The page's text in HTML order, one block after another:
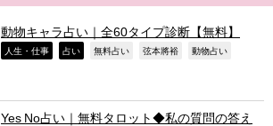
動物キャラ占い｜全60タイプ診断【無料】
人生・仕事 占い 無料占い 弦本將裕 動物占い
Yes No占い｜無料タロット◆私の質問の答え